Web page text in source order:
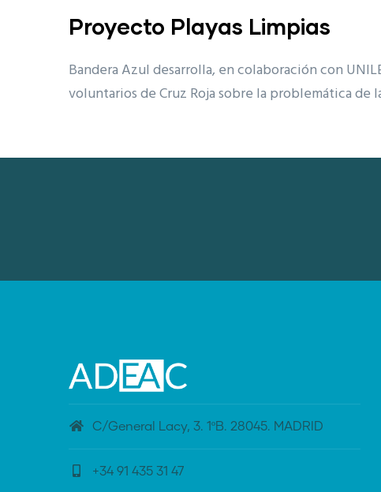
Proyecto Playas Limpias
Bandera Azul desarrolla, en colaboración con
voluntarios de Cruz Roja sobre la problemática de
C/General Lacy, 3. 1ºB. 28045. MADRID
+34 91 435 31 47